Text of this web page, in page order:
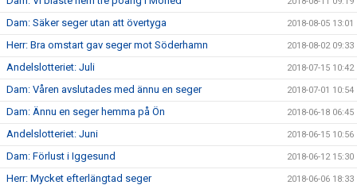
Dam: Säker seger utan att övertyga 2018-08-05 13:01
Herr: Bra omstart gav seger mot Söderhamn 2018-08-02 09:33
Andelslotteriet: Juli 2018-07-15 10:42
Dam: Våren avslutades med ännu en seger 2018-07-01 10:54
Dam: Ännu en seger hemma på Ön 2018-06-18 06:45
Andelslotteriet: Juni 2018-06-15 10:56
Dam: Förlust i Iggesund 2018-06-12 15:30
Herr: Mycket efterlängtad seger 2018-06-06 18:33